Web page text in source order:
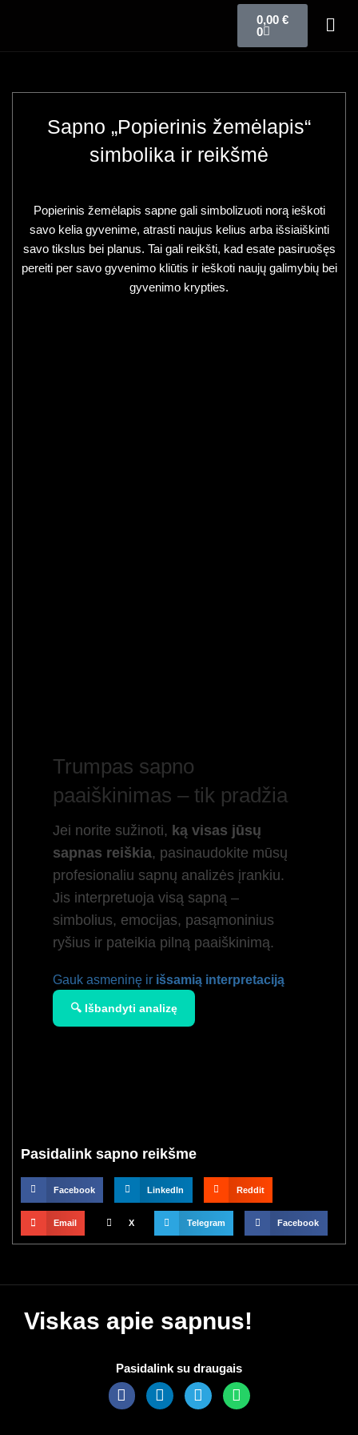
0,00 €
0
Sapno „Popierinis žemėlapis“
simbolika ir reikšmė
Popierinis žemėlapis sapne gali simbolizuoti norą ieškoti
savo kelia gyvenime, atrasti naujus kelius arba išsiaiškinti
savo tikslus bei planus. Tai gali reikšti, kad esate pasiruošęs
pereiti per savo gyvenimo kliūtis ir ieškoti naujų galimybių bei
gyvenimo krypties.
Trumpas sapno
paaiškinimas – tik pradžia
Jei norite sužinoti, ką visas jūsų
sapnas reiškia, pasinaudokite mūsų
profesionaliu sapnų analizės įrankiu.
Jis interpretuoja visą sapną –
simbolius, emocijas, pasąmoninius
ryšius ir pateikia pilną paaiškinimą.
Gauk asmeninę ir išsamią interpretaciją
🔍 Išbandyti analizę
Pasidalink sapno reikšme
Facebook LinkedIn Reddit
Email X Telegram Facebook
Viskas apie sapnus!
Pasidalink su draugais